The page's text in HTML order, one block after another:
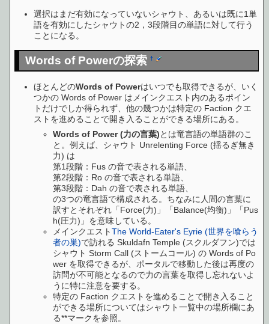
選択はまだ有効になっていないシャウト、あるいは既に1単
語を有効にしたシャウトの2，3段階目の単語に対して行う
ことになる。
Words of Powerの探索†
ほとんどのWords of Powerはいつでも取得できるが、いく
つかの Words of Power はメインクエスト内のあるポイン
トだけでしか得られず、他の幾つかは特定の Faction クエ
ストを進めることで開き入ることができる場所にある。
Words of Power (力の言葉)とは竜言語の単語群のこ
と。例えば、シャウト Unrelenting Force (揺るぎ無き
力) は
第1段階：Fus の音で表される単語、
第2段階：Ro の音で表される単語、
第3段階：Dah の音で表される単語、
の3つの竜言語で構成される。ちなみに人間の言葉に
訳すとそれぞれ「Force(力)」「Balance(均衡)」「Pus
h(圧力)」を意味している。
メインクエストThe World-Eater's Eyrie (世界を喰らう
者の巣)で訪れる Skuldafn Temple (スクルダフン)では
シャウト Storm Call (ストームコール) の Words of Po
wer を取得できるが、ポータルで移動した後は再度の
訪問が不可能となるので力の言葉を取得し忘れないよ
うに特に注意を要する。
特定の Faction クエストを進めることで開き入ること
ができる場所についてはシャウト一覧中の場所欄にあ
る**マークを参照。